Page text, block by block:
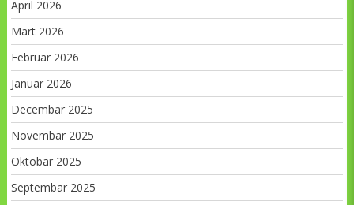
April 2026
Mart 2026
Februar 2026
Januar 2026
Decembar 2025
Novembar 2025
Oktobar 2025
Septembar 2025